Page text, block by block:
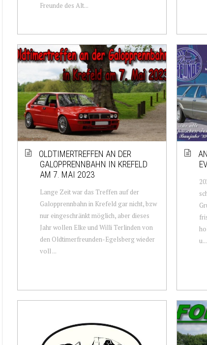
Freunde des Alt...
OLDTIMERTREFFEN AN DER
GALOPPRENNBAHN IN KREFELD
AM 7. MAI 2023
Lange Zeit war das Treffen auf der
Galopprennbahn in Krefeld gar nicht, bzw
nur eingeschränkt möglich, aber dieses
Jahr wollen Elke und Willi Terlinden von
den Oldtimerfreunden-Egelsberg wieder
voll ...
u...